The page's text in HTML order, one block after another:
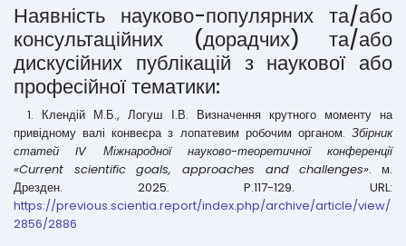
Наявність науково-популярних та/або
консультаційних (дорадчих) та/або
дискусійних публікацій з наукової або
професійної тематики:
1. Клендій М.Б., Логуш І.В. Визначення крутного моменту на
привідному валі конвеєра з лопатевим робочим органом. Збірник
статей IV Міжнародної науково-теоретичної конференції
«Current scientific goals, approaches and challenges». м.
Дрезден. 2025. P.117-129. URL:
https://previous.scientia.report/index.php/archive/article/view/
2856/2886